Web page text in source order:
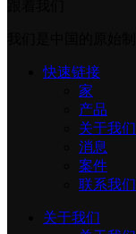
快速链接
家
产品
关于我们
消息
案件
联系我们
关于我们